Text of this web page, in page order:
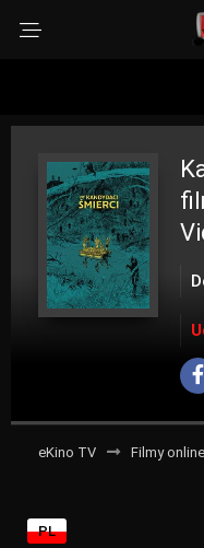
eKino TV Filmy online
PL